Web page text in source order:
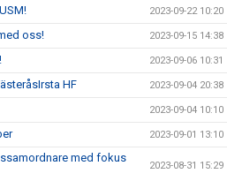
2023-09-22 10:20
oss! 2023-09-15 14:38
2023-09-06 10:31
HF 2023-09-04 20:38
2023-09-04 10:10
2023-09-01 13:10
med fokus
2023-08-31 15:29